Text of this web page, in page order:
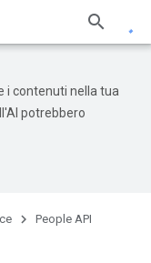
i contenuti nella tua
potrebbero
People API